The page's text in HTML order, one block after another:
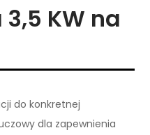
KW na
do konkretnej
dla zapewnienia